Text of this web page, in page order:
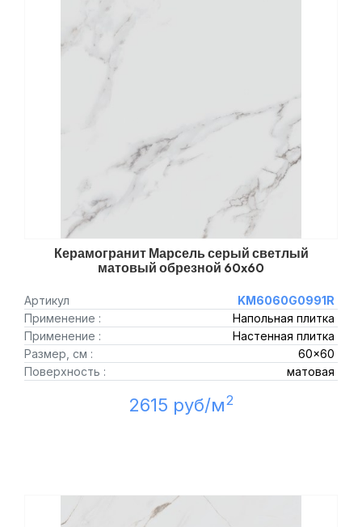
Керамогранит Марсель серый светлый
матовый обрезной 60x60
Артикул
KM6060G0991R
Применение :
Напольная плитка
Применение :
Настенная плитка
Размер, см :
60x60
Поверхность :
матовая
2615 руб/м2